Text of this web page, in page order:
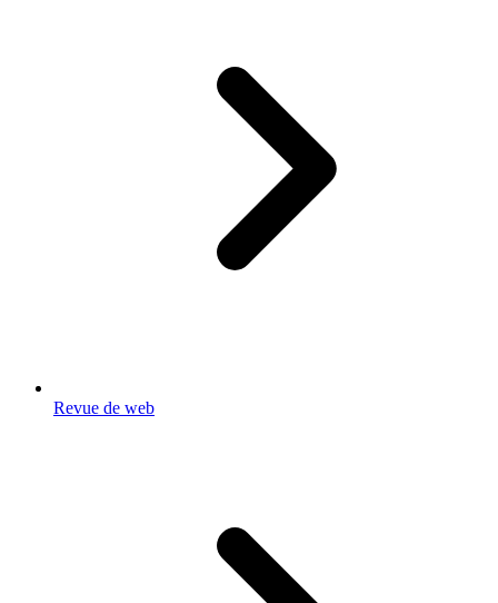
Revue de web